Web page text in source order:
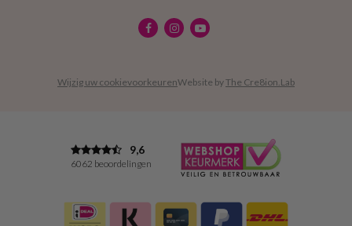
Wijzig uw cookievoorkeurenWebsite byThe Cre8ion.Lab
9,6
6062 beoordelingen